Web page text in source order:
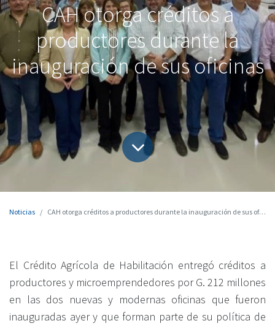
CAH otorga créditos a
productores durante la
inauguración de sus oficinas
Noticias CAH otorga créditos a productores durante la inauguración de sus oficinas
El Crédito Agrícola de Habilitación entregó créditos a
productores y microemprendedores por G. 212 millones
en las dos nuevas y modernas oficinas que fueron
inauguradas ayer y que forman parte de su política de